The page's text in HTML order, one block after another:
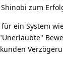
zum
ein System